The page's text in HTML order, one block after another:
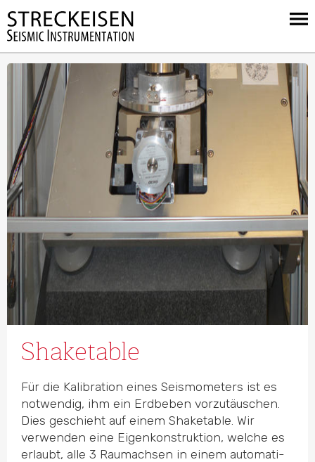
Shaketable
Für die Kalibration eines Seismo­meters ist es
notwendig, ihm ein Erdbeben vorzu­täuschen.
Dies geschieht auf einem Shaketable. Wir
verwenden eine Eigen­kon­struktion, welche es
erlaubt, alle 3 Raumachsen in einem automa­ti­